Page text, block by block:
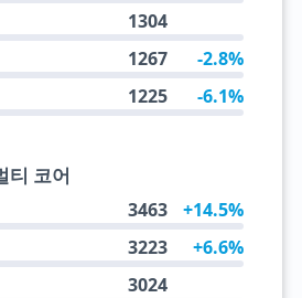
1304
1267 -2.8%
1225 -6.1%
티 코어
3463 +14.5%
3223 +6.6%
3024